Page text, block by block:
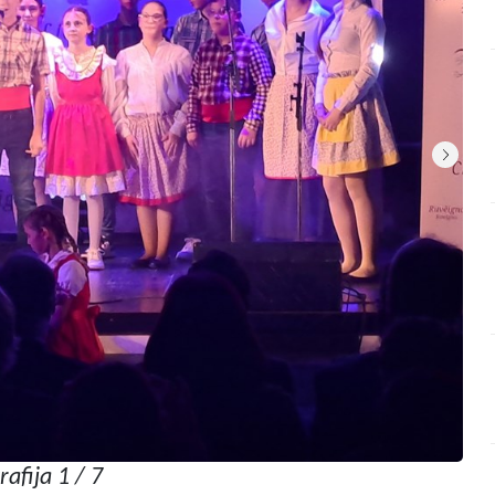
1 / 7